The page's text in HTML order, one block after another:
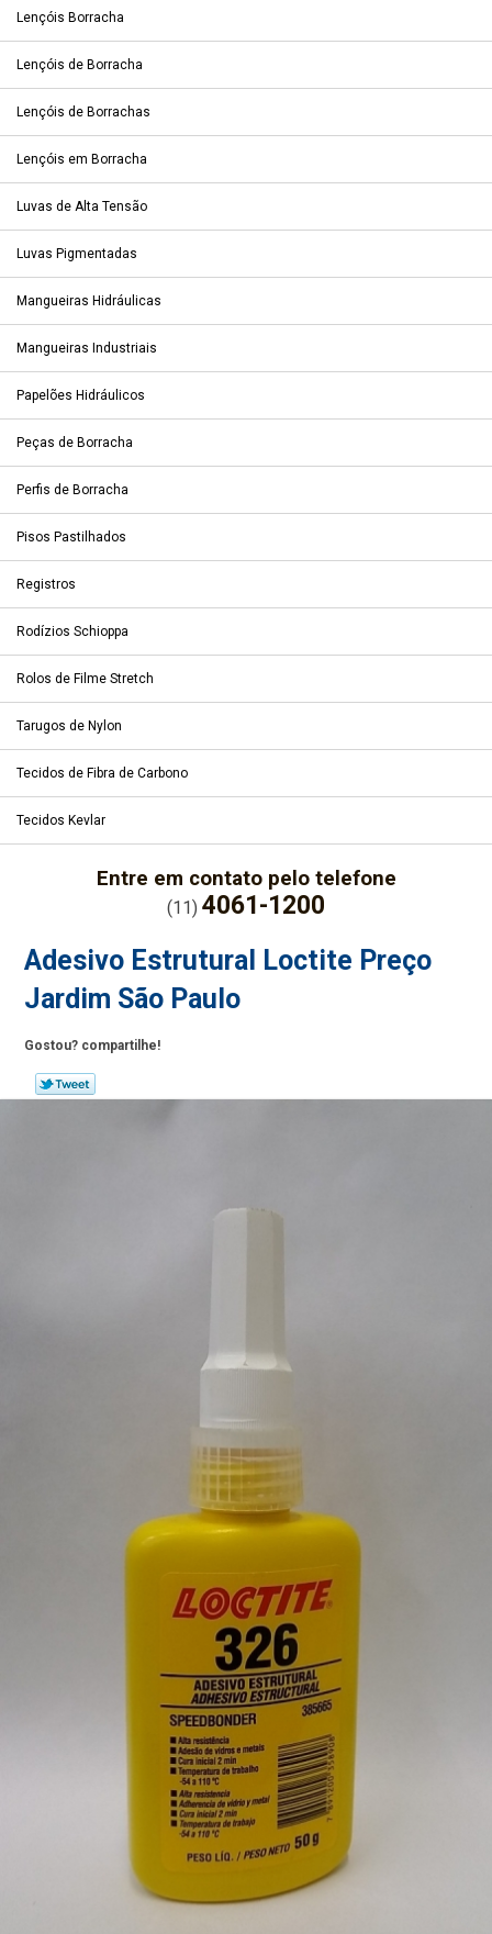
Lençóis Borracha
Lençóis de Borracha
Lençóis de Borrachas
Lençóis em Borracha
Luvas de Alta Tensão
Luvas Pigmentadas
Mangueiras Hidráulicas
Mangueiras Industriais
Papelões Hidráulicos
Peças de Borracha
Perfis de Borracha
Pisos Pastilhados
Registros
Rodízios Schioppa
Rolos de Filme Stretch
Tarugos de Nylon
Tecidos de Fibra de Carbono
Tecidos Kevlar
Entre em contato pelo telefone
(11) 4061-1200
Adesivo Estrutural Loctite Preço
Jardim São Paulo
Gostou? compartilhe!